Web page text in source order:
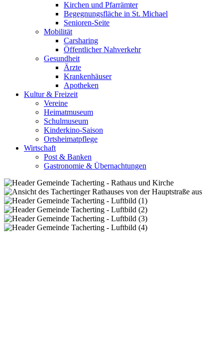
Kirchen und Pfarrämter
Begegnungsfläche in St. Michael
Senioren-Seite
Mobilität
Carsharing
Öffentlicher Nahverkehr
Gesundheit
Ärzte
Krankenhäuser
Apotheken
Kultur & Freizeit
Vereine
Heimatmuseum
Schulmuseum
Kinderkino-Saison
Ortsheimatpflege
Wirtschaft
Post & Banken
Gastronomie & Übernachtungen